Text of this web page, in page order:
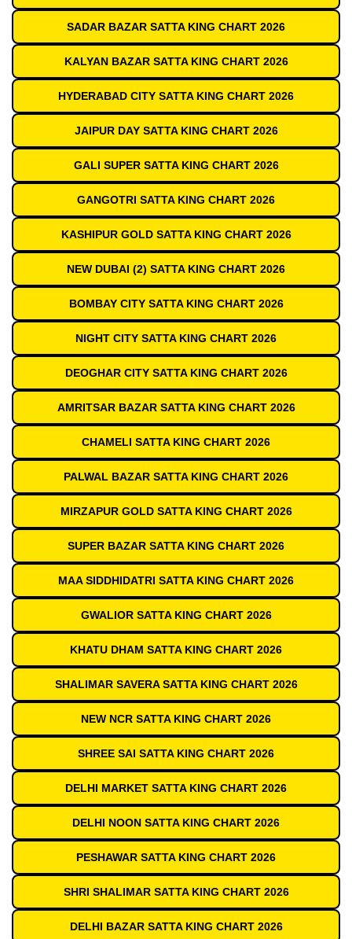
SADAR BAZAR SATTA KING CHART 2026
KALYAN BAZAR SATTA KING CHART 2026
HYDERABAD CITY SATTA KING CHART 2026
JAIPUR DAY SATTA KING CHART 2026
GALI SUPER SATTA KING CHART 2026
GANGOTRI SATTA KING CHART 2026
KASHIPUR GOLD SATTA KING CHART 2026
NEW DUBAI (2) SATTA KING CHART 2026
BOMBAY CITY SATTA KING CHART 2026
NIGHT CITY SATTA KING CHART 2026
DEOGHAR CITY SATTA KING CHART 2026
AMRITSAR BAZAR SATTA KING CHART 2026
CHAMELI SATTA KING CHART 2026
PALWAL BAZAR SATTA KING CHART 2026
MIRZAPUR GOLD SATTA KING CHART 2026
SUPER BAZAR SATTA KING CHART 2026
MAA SIDDHIDATRI SATTA KING CHART 2026
GWALIOR SATTA KING CHART 2026
KHATU DHAM SATTA KING CHART 2026
SHALIMAR SAVERA SATTA KING CHART 2026
NEW NCR SATTA KING CHART 2026
SHREE SAI SATTA KING CHART 2026
DELHI MARKET SATTA KING CHART 2026
DELHI NOON SATTA KING CHART 2026
PESHAWAR SATTA KING CHART 2026
SHRI SHALIMAR SATTA KING CHART 2026
DELHI BAZAR SATTA KING CHART 2026